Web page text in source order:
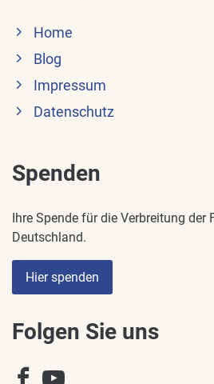
Home
Blog
Impressum
Datenschutz
Spenden
Ihre Spende für die Verbreitung
Deutschland.
Hier spenden
Folgen Sie uns